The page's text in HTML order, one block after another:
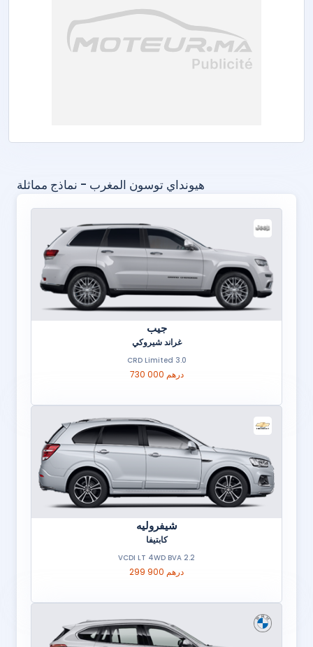
هيونداي توسون المغرب - نماذج مماثلة
جيب
غراند شيروكي
3.0 CRD Limited
730 000 درهم
شيفروليه
كابتيفا
2.2 VCDI LT 4WD BVA
299 900 درهم